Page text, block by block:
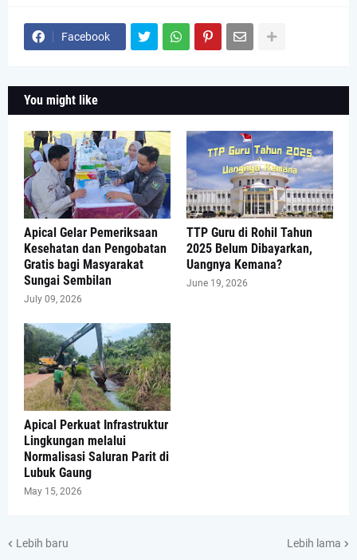
Facebook
You might like
Apical Gelar Pemeriksaan
Kesehatan dan Pengobatan
Gratis bagi Masyarakat
Sungai Sembilan
July 09, 2026
TTP Guru di Rohil Tahun
2025 Belum Dibayarkan,
Uangnya Kemana?
June 19, 2026
Apical Perkuat Infrastruktur
Lingkungan melalui
Normalisasi Saluran Parit di
Lubuk Gaung
May 15, 2026
Lebih baru Lebih lama